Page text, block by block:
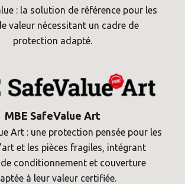
: la solution de référence pour les
valeur nécessitant un cadre de
protection adapté.
MBE SafeValue Art
Art : une protection pensée pour les
et les pièces fragiles, intégrant
conditionnement et couverture
à leur valeur certifiée.